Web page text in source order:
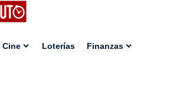
Cine Loterías Finanzas